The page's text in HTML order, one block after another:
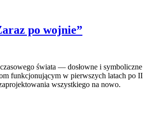
po wojnie”
świata — dosłowne i symboliczne
funkcjonującym w pierwszych latach po II
wszystkiego na nowo.